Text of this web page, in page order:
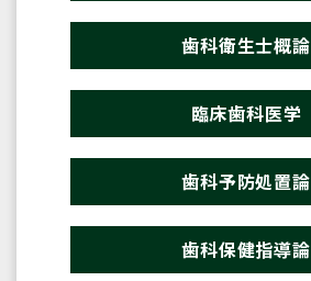
歯科衛生士概論
臨床歯科医学
歯科予防処置論
歯科保健指導論